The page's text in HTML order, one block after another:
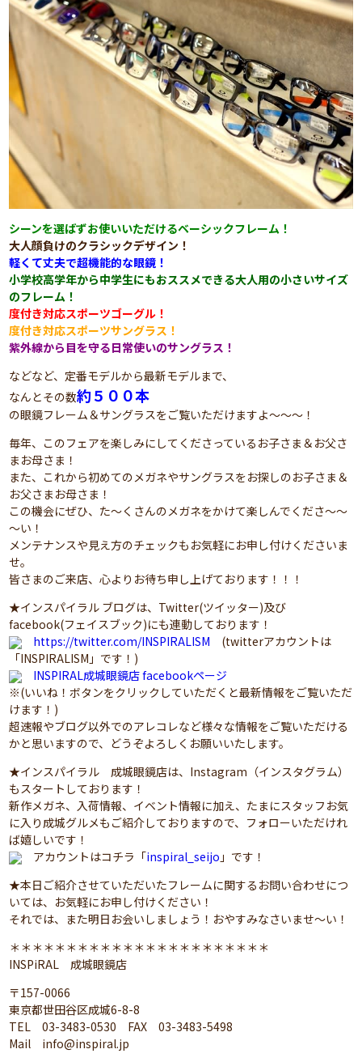
シーンを選ばずお使いいただけるベーシックフレーム！
大人顔負けのクラシックデザイン！
軽くて丈夫で超機能的な眼鏡！
小学校高学年から中学生にもおススメできる大人用の小さいサイズ
のフレーム！
度付き対応スポーツゴーグル！
度付き対応スポーツサングラス！
紫外線から目を守る日常使いのサングラス！
などなど、定番モデルから最新モデルまで、
なんとその数約５００本
の眼鏡フレーム＆サングラスをご覧いただけますよ～～～！
毎年、このフェアを楽しみにしてくださっているお子さま＆お父さ
まお母さま！
また、これから初めてのメガネやサングラスをお探しのお子さま＆
お父さまお母さま！
この機会にぜひ、た～くさんのメガネをかけて楽しんでくださ～～
～い！
メンテナンスや見え方のチェックもお気軽にお申し付けくださいま
せ。
皆さまのご来店、心よりお待ち申し上げております！！！
★インスパイラル ブログは、Twitter(ツイッター)及び
facebook(フェイスブック)にも連動しております！
https://twitter.com/INSPIRALISM (twitterアカウントは
「INSPIRALISM」です！)
INSPIRAL成城眼鏡店 facebookページ
※(いいね！ボタンをクリックしていただくと最新情報をご覧いただ
けます！)
超速報やブログ以外でのアレコレなど様々な情報をご覧いただける
かと思いますので、どうぞよろしくお願いいたします。
★インスパイラル 成城眼鏡店は、Instagram（インスタグラム）
もスタートしております！
新作メガネ、入荷情報、イベント情報に加え、たまにスタッフお気
に入り成城グルメもご紹介しておりますので、フォローいただけれ
ば嬉しいです！
アカウントはコチラ「inspiral_seijo 」です！
★本日ご紹介させていただいたフレームに関するお問い合わせにつ
いては、お気軽にお申し付けください！
それでは、また明日お会いしましょう！おやすみなさいませ～い！
＊＊＊＊＊＊＊＊＊＊＊＊＊＊＊＊＊＊＊＊＊＊＊
INSPiRAL 成城眼鏡店
〒157-0066
東京都世田谷区成城6-8-8
TEL 03-3483-0530 FAX 03-3483-5498
Mail info@inspiral.jp